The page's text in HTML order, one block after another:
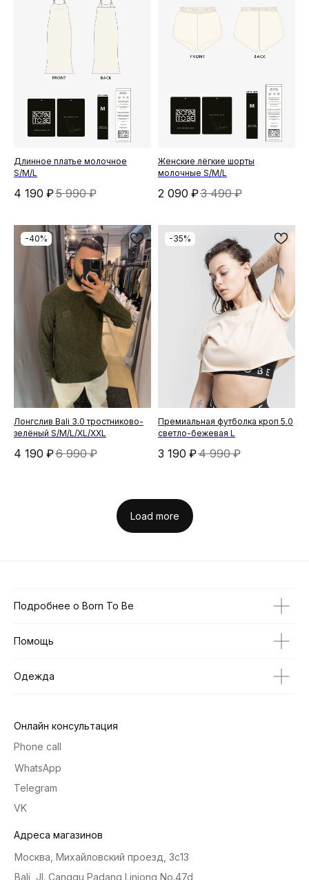
Длинное платье молочное
S/M/L
4 190 ₽5 990 ₽
Женские лёгкие шорты
молочные S/M/L
2 090 ₽3 490 ₽
-40%
Лонгслив Bali 3.0 тростниково-
зелёный S/M/L/XL/XXL
4 190 ₽6 990 ₽
-35%
Премиальная футболка кроп 5.0
светло-бежевая L
3 190 ₽4 990 ₽
Load more
Подробнее о Born To Be
Помощь
Одежда
Онлайн консультация
Адреса магазинов
WhatsApp
Telegram
Москва, Михайловский проезд, 3с13
Bali, Jl. Canggu Padang Linjong No.47d
VK
Phone call